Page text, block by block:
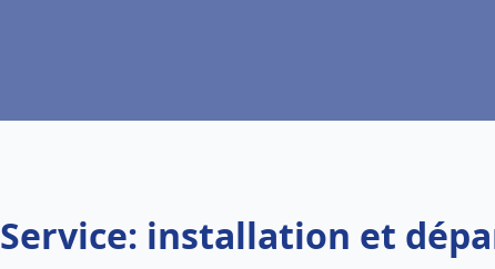
Service: installation et